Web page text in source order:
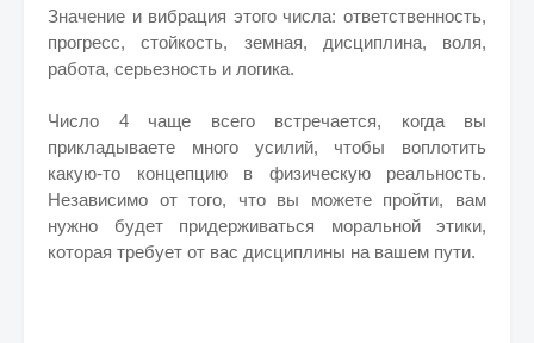
Значение и вибрация этого числа: ответственность,
прогресс, стойкость, земная, дисциплина, воля,
работа, серьезность и логика.
Число 4 чаще всего встречается, когда вы
прикладываете много усилий, чтобы воплотить
какую-то концепцию в физическую реальность.
Независимо от того, что вы можете пройти, вам
нужно будет придерживаться моральной этики,
которая требует от вас дисциплины на вашем пути.